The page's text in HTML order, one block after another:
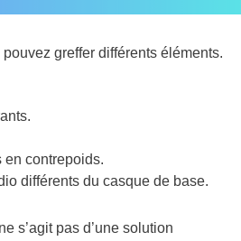
greffer différents éléments.
en contrepoids.
différents du casque de base.
s’agit pas d’une solution